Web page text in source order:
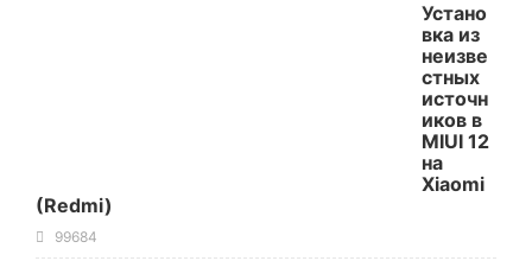
Устано
вка из
неизве
стных
источн
иков в
MIUI 12
на
Xiaomi
(Redmi)
99684